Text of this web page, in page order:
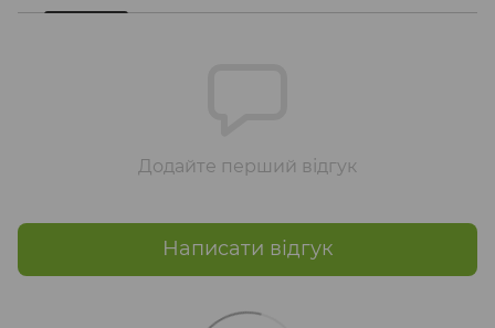
Додайте перший відгук
Написати відгук